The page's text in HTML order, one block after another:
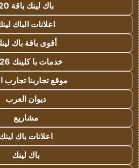
باك لينك باقة 20
اعلانات الباك
أقوى باقة باك
خدمات با كلينك 2026
موقع تجاربنا تجارب
ديوان العرب
مشاريع
اعلانات باك لينك
باك لينك